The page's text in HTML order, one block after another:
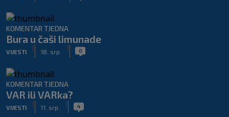
KOMENTAR TJEDNA
Bura u čaši limunade
VIJESTI
|
18. srp.
| 0
KOMENTAR TJEDNA
VAR ili VARka?
VIJESTI
|
11. srp.
| 4